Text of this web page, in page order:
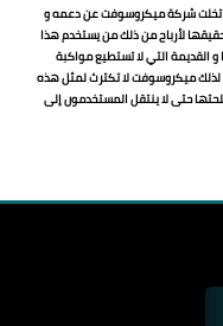
تخلت شركة ميكروسوفت عن دعمه و
لأرباح من ذلك من يستخدم هذا
القديمة التي لا تستطيع مواكبة
لذلك ميكروسوفت لا تكترث لمثل هذه
حتى لا ينتقل المستخدمون إلى